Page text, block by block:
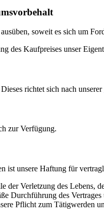
soweit es sich um
des Kaufpreises unser
richtet sich nach unserer
zur Verfügung.
ist unsere Haftung für
der Verletzung des Lebens,
Durchführung des
Pflicht zum Tätigwerden